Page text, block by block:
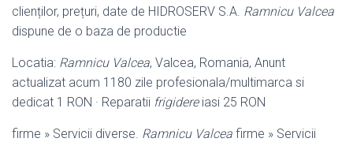
clienților, prețuri, date de HIDROSERV S.A. Ramnicu Valcea
dispune de o baza de productie
Locatia: Ramnicu Valcea, Valcea, Romania, Anunt
actualizat acum 1180 zile profesionala/multimarca si
dedicat 1 RON · Reparatii frigidereiasi 25 RON
firme » Servicii diverse. Ramnicu Valcea firme » Servicii